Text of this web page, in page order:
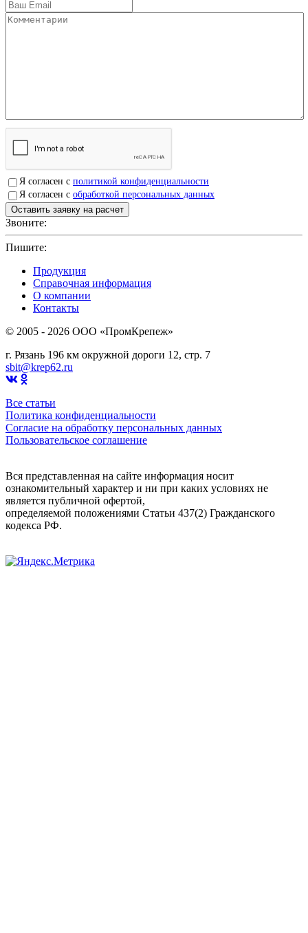
Я согласен с политикой конфиденциальности
Я согласен с обработкой персональных данных
Звоните:
Пишите:
Продукция
Справочная информация
О компании
Контакты
© 2005 - 2026 OOO «ПромКрепеж»
г. Рязань 196 км окружной дороги 12, стр. 7
sbit@krep62.ru
Все статьи
Политика конфиденциальности
Согласие на обработку персональных данных
Пользовательское соглашение
Вся представленная на сайте информация носит
ознакомительный характер и ни при каких условиях не
является публичной офертой,
определяемой положениями Статьи 437(2) Гражданского
кодекса РФ.